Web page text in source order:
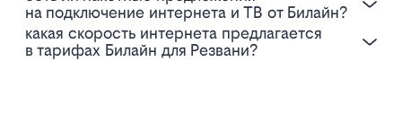
на подключение интернета и ТВ от Билайн?
Какая скорость интернета предлагается
в тарифах Билайн для Резвани?